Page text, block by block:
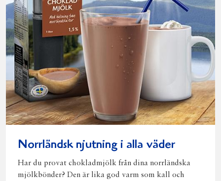
Norrländsk njutning i alla väder
Har du provat chokladmjölk från dina norrländska
mjölkbönder? Den är lika god varm som kall och